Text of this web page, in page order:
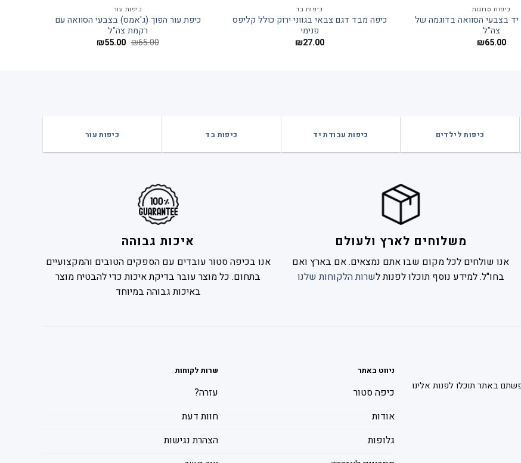
כיפות סרוגות
בצבעי הסוואה בדוגמה של
צה"ל
₪65.00
כיפות בד
כיפה מבד דגם צבאי בגווני ירוק כולל קליפס
פנימי
₪27.00
כיפות עור
כיפת עור הפוך (ג'אמס) בצבעי הסוואה עם
רקמת צה"ל
₪65.00 המחיר₪55.00 המחיר
כיפות לילדים כיפות עבודת יד כיפות בד כיפות עור
משלוחים לארץ ולעולם
אנו שולחים לכל מקום שבו אתם נמצאים. אם בארץ ואם
בחו"ל. למידע נוסף תוכלו לפנות לשרות הלקוחות שלנו
איכות גבוהה
אנו בכיפה סטור עובדים עם הספקים הטובים והמקצועיים
בתחום. כל מוצר עובר בדיקת איכות כדי להבטיח מוצר
באיכות גבוהה במיוחד
באתר תוכלו לפנות אלינו
ניווט באתר
כיפה סטור
אודות
גלופות
שרות לקוחות
עזרה?
חוות דעת
הצהרת נגישות